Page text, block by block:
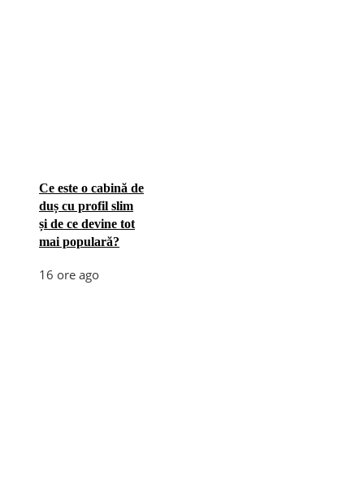
Ce este o cabină de
duș cu profil slim
și de ce devine tot
mai populară?
16 ore ago